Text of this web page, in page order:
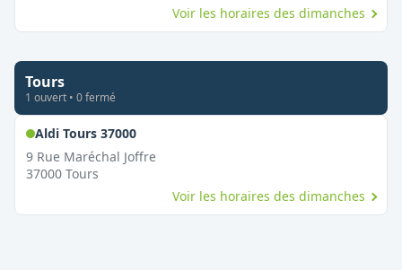
Voir les horaires des dimanches
Tours
1 ouvert • 0fermé
Aldi Tours 37000,
9 Rue Maréchal Joffre
37000 Tours
Voir les horaires des dimanches